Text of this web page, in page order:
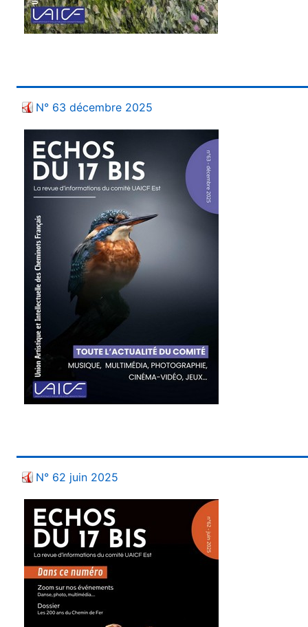
N° 63 décembre 2025
N° 62 juin 2025